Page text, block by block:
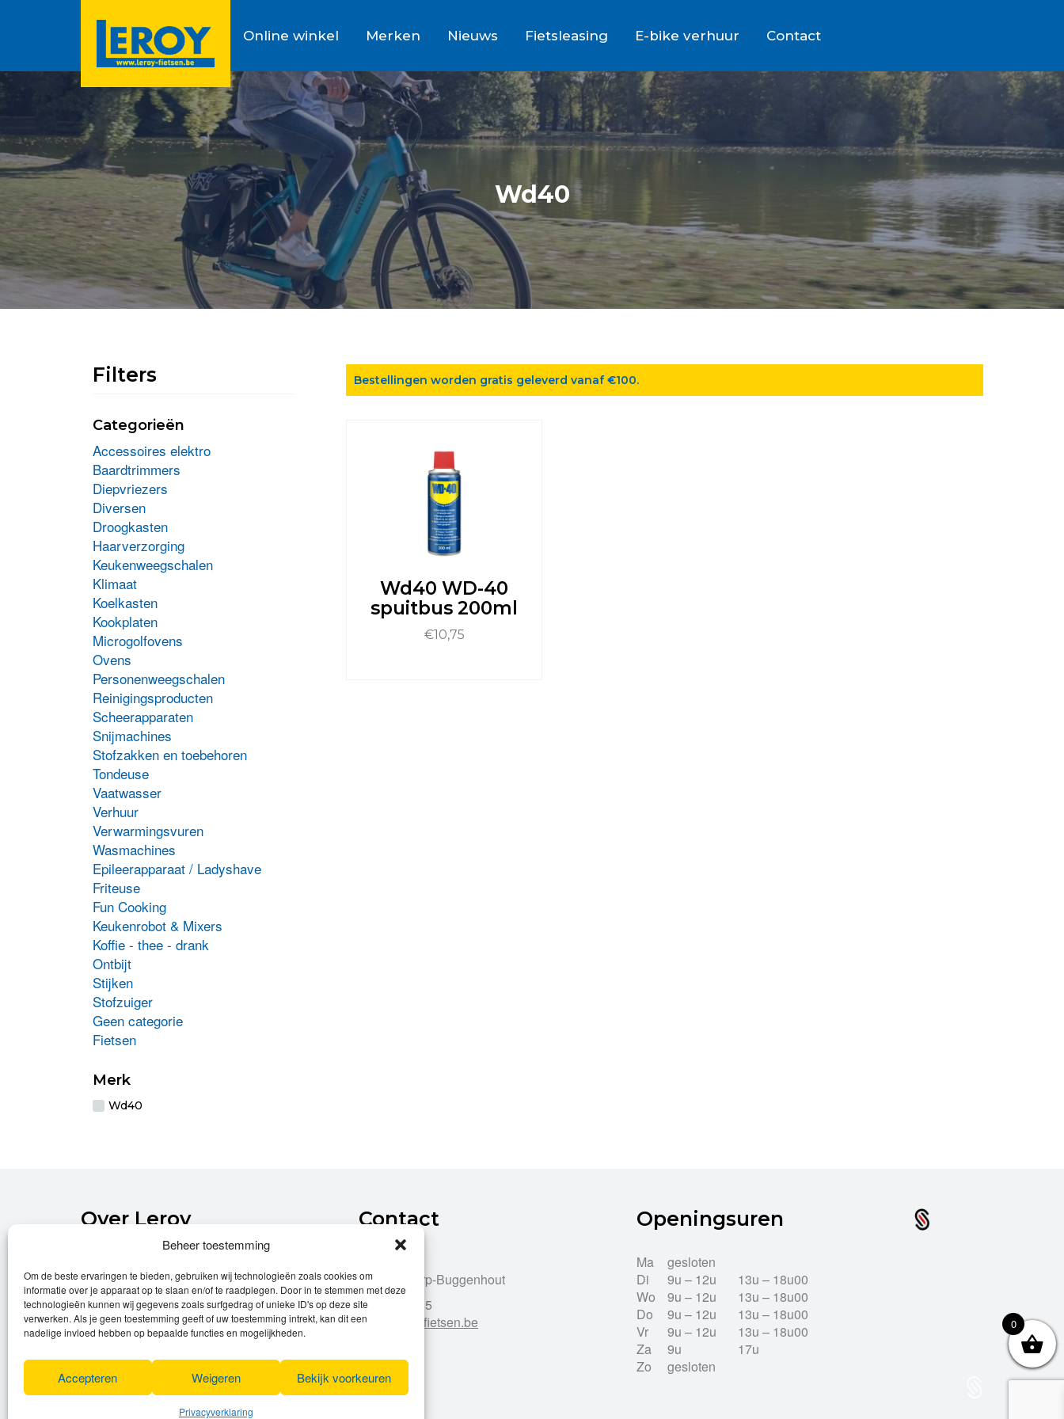
Beheer toestemming
Om de beste ervaringen te bieden, gebruiken wij technologieën zoals cookies om
informatie over je apparaat op te slaan en/of te raadplegen. Door in te stemmen met deze
technologieën kunnen wij gegevens zoals surfgedrag of unieke ID's op deze site
verwerken. Als je geen toestemming geeft of uw toestemming intrekt, kan dit een
nadelige invloed hebben op bepaalde functies en mogelijkheden.
Accepteren Weigeren Bekijk voorkeuren
Privacyverklaring
Online winkel Merken Nieuws Fietsleasing E-bike verhuur Contact
Wd40
Filters
Categorieën
Accessoires elektro
Baardtrimmers
Diepvriezers
Diversen
Droogkasten
Haarverzorging
Keukenweegschalen
Klimaat
Koelkasten
Kookplaten
Microgolfovens
Ovens
Personenweegschalen
Reinigingsproducten
Scheerapparaten
Snijmachines
Stofzakken en toebehoren
Tondeuse
Vaatwasser
Verhuur
Verwarmingsvuren
Wasmachines
Epileerapparaat / Ladyshave
Friteuse
Fun Cooking
Keukenrobot & Mixers
Koffie - thee - drank
Ontbijt
Stijken
Stofzuiger
Geen categorie
Fietsen
Merk
Wd40
Bestellingen worden gratis geleverd vanaf €100.
Wd40 WD-40
spuitbus 200ml
€10,75
Over Leroy
en eventuele herstellingen van
(elektrische) fietsen.
Privacyverklaring
Algemene voorwaarden
Cookies
Contact
9255 Opdorp-Buggenhout
052/33.27.85
info@leroy-fietsen.be
Openingsuren
Ma
gesloten
Di
9u – 12u
13u – 18u00
Wo
9u – 12u
13u – 18u00
Do
9u – 12u
13u – 18u00
Vr
9u – 12u
13u – 18u00
Za
9u
17u
Zo
gesloten
0